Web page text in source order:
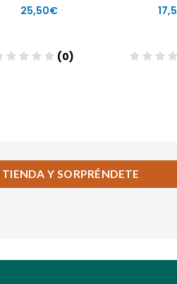
Y SORPRÉNDETE